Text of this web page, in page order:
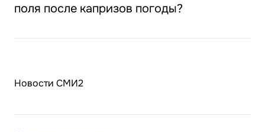
поля после капризов погоды?
Новости СМИ2